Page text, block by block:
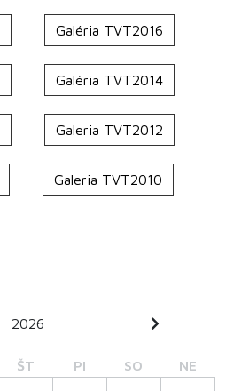
Galéria TVT2016
Galéria TVT2014
Galeria TVT2012
Galeria TVT2010
2026
ŠT PI SO NE